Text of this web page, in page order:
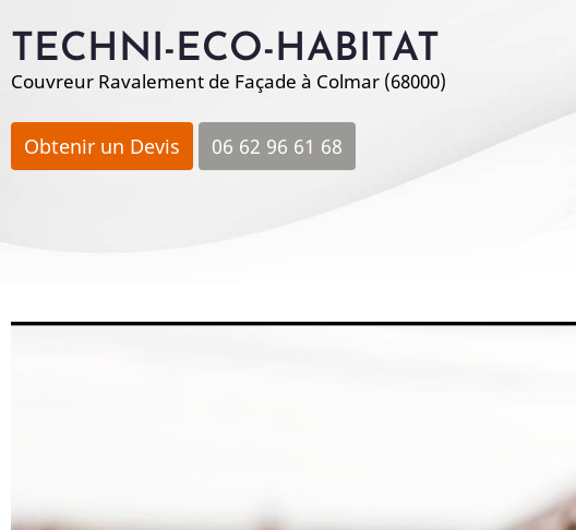
contenu
TECHNI-ECO-HABITAT
Couvreur Ravalement de Façade à Colmar (68000)
Obtenir un Devis 06 62 96 61 68